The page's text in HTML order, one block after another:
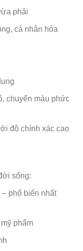
phải
cá nhân hóa
chuyển màu phức
độ chính xác cao
sống:
– phổ biến nhất
phẩm